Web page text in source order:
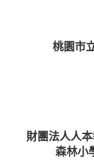
桃園市
財團法人人
森林小